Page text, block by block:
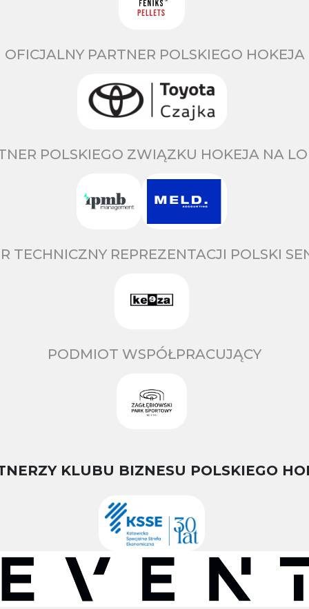
OFICJALNY PARTNER POLSKIEGO HOKEJA
POLSKIEGO ZWIĄZKU HOKEJA NA
TECHNICZNY REPREZENTACJI POLSKI
PODMIOT WSPÓŁPRACUJĄCY
KLUBU BIZNESU POLSKIEGO